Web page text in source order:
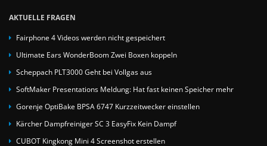
AKTUELLE FRAGEN
Fairphone 4 Videos werden nicht gespeichert
Ultimate Ears WonderBoom Zwei Boxen koppeln
Scheppach PLT3000 Geht bei Vollgas aus
SoftMaker Presentations Meldung: Hat fast keinen Speicher mehr
Gorenje OptiBake BPSA 6747 Kurzzeitwecker einstellen
Kärcher Dampfreiniger SC 3 EasyFix Kein Dampf
CUBOT Kingkong Mini 4 Screenshot erstellen